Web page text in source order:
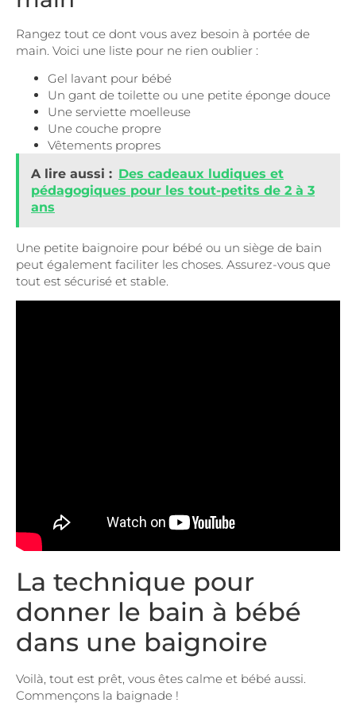
Rangez tout ce dont vous avez besoin à portée de
main. Voici une liste pour ne rien oublier :
Gel lavant pour bébé
Un gant de toilette ou une petite éponge douce
Une serviette moelleuse
Une couche propre
Vêtements propres
A lire aussi : Des cadeaux ludiques et
pédagogiques pour les tout-petits de 2 à 3
ans
Une petite baignoire pour bébé ou un siège de bain
peut également faciliter les choses. Assurez-vous que
tout est sécurisé et stable.
La technique pour
donner le bain à bébé
dans une baignoire
Voilà, tout est prêt, vous êtes calme et bébé aussi.
Commençons la baignade !